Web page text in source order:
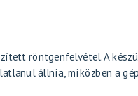
röntgenfelvétel. A
állnia, miközben a